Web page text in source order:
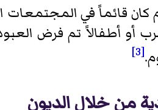
قائماً في المجتمعات
أو أطفالاً تم فرض
[3]
من خلال الديون